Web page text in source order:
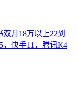
月18万以上22到
，快手11，腾讯K4